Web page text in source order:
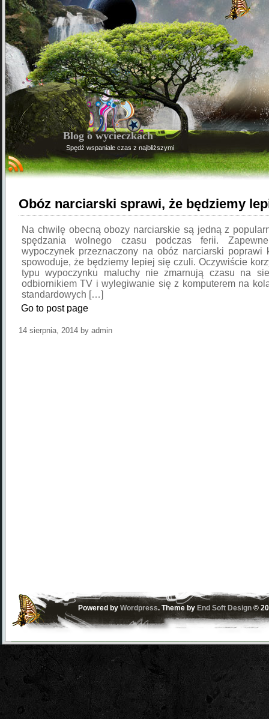
Blog o wycieczkach
Spędź wspaniale czas z najbliższymi
Obóz narciarski sprawi, że będziemy
Na chwilę obecną obozy narciarskie są jedną z
spędzania wolnego czasu podczas ferii.
wypoczynek przeznaczony na obóz narciarski poprawi
spowoduje, że będziemy lepiej się czuli. Oczywiście
typu wypoczynku maluchy nie zmarnują czasu na
odbiornikiem TV i wylegiwanie się z komputerem na
standardowych […]
Go to post page
14 sierpnia, 2014 by admin
Powered by Wordpress. Theme by End Soft Design ©